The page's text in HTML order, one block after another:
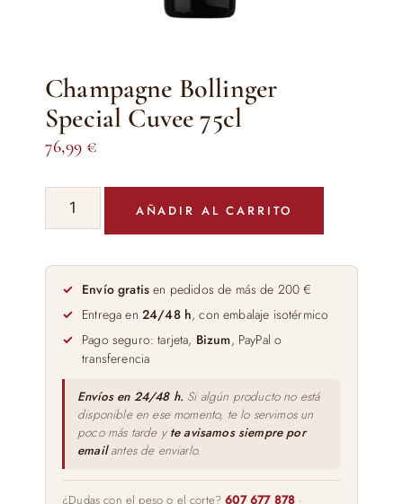
Champagne Bollinger
Special Cuvee 75cl
76,99 €
Champagne
Bollinger
Cuvee
75cl
cantidad
AÑADIR AL CARRITO
Envío gratis en pedidos de más de 200 €
Entrega en 24/48 h, con embalaje isotérmico
Pago seguro: tarjeta, Bizum, PayPal o
transferencia
Envíos en 24/48 h. Si algún producto no está
disponible en ese momento, te lo servimos un
poco más tarde y te avisamos siempre por
emailantes de enviarlo.
¿Dudas con el peso o el corte?607 677 878 ·